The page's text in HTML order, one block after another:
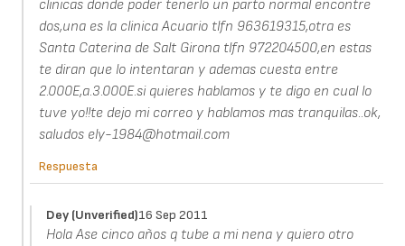
clinicas donde poder tenerlo un parto normal encontre
dos,una es la clinica Acuario tlfn 963619315,otra es
Santa Caterina de Salt Girona tlfn 972204500,en estas
te diran que lo intentaran y ademas cuesta entre
2.000E,a.3.000E.si quieres hablamos y te digo en cual lo
tuve yo!!te dejo mi correo y hablamos mas tranquilas..ok,
saludos ely-1984@hotmail.com
Respuesta
Dey (unverified)16 Sep 2011
Hola Ase cinco años q tube a mi nena y quiero otro